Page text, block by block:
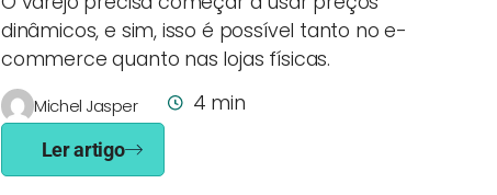
dinâmicos, e sim, isso é possível tanto no e-
commerce quanto nas lojas físicas.
Michel Jasper 4 min
Ler artigo